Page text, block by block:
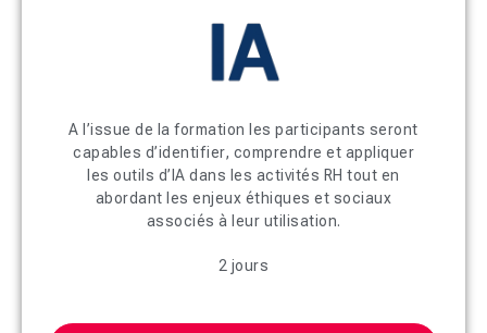
A l’issue de la formation les participants seront
capables d’identifier, comprendre et appliquer
les outils d’IA dans les activités RH tout en
abordant les enjeux éthiques et sociaux
associés à leur utilisation.
2 jours